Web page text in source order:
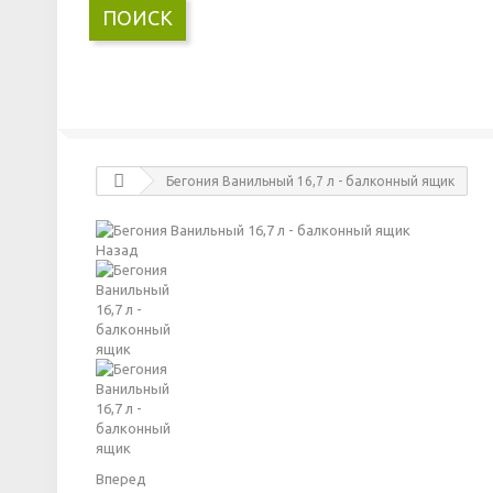
ПОИСК
Бегония Ванильный 16,7 л - балконный ящик
Назад
Вперед